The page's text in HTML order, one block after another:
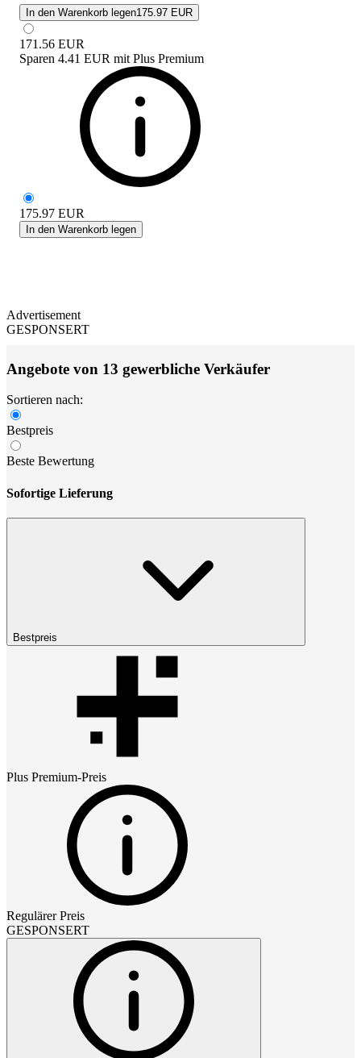
In den Warenkorb legen175.97 EUR
171.56 EUR
Sparen 4.41 EUR mit Plus Premium
175.97 EUR
In den Warenkorb legen
Advertisement
GESPONSERT
Angebote von 13 gewerbliche Verkäufer
Sortieren nach:
Bestpreis
Beste Bewertung
Sofortige Lieferung
Bestpreis
Plus Premium-Preis
Regulärer Preis
GESPONSERT